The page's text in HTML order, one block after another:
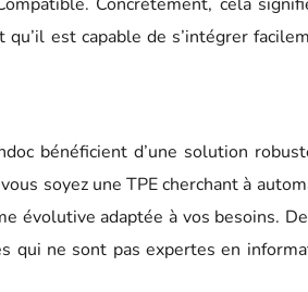
qu’il est capable de s’intégrer
bénéficient d’une solution
soyez une TPE cherchant à
évolutive adaptée à vos besoins.
qui ne sont pas expertes en